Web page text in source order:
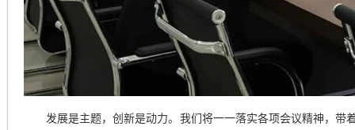
发展是主题，创新是动力。我们将一一落实各项会议精神，带